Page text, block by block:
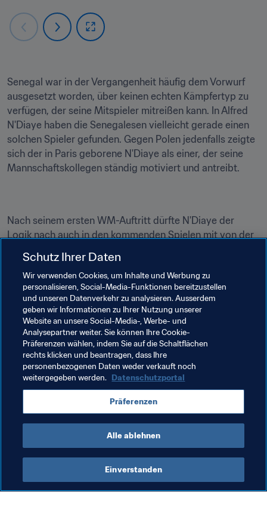
Senegal war in der Vergangenheit häufig dem Vorwurf
ausgesetzt worden, über keinen echten Kämpfertyp zu
verfügen, der seine Mitspieler mitreißen kann. In Alfred
N'Diaye haben die Senegalesen vielleicht gerade einen
solchen Spieler gefunden. Gegen Polen jedenfalls zeigte
sich der in Paris geborene N'Diaye als einer, der seine
Mannschaftskollegen ständig motiviert und antreibt.
Nach seinem ersten WM-Auftritt dürfte N'Diaye der
Logik nach auch in den kommenden Spielen mit von der
Auftritts bei einem großen Turnier benennt N'Diaye seine
weiteren Ambitionen. "Lewandowski verdient unseren
vollen Respekt. Denn er ist wie Falcao, James Rodríguez
oder der Japaner Shinji Kagawa ein großartiger
Fussballer. Doch auch wir haben gute Spieler in unserer
Mannschaft. Und mit jedem Spiel wächst bei uns auch
der Respekt vor dem jeweiligen Gegner. Unser Ziel indes
bleibt, als Sieger vom Platz zu gehen", lautet die Ansage
von N'Diaye, der bereit ist, gegen Japan die Prognosen
ein weiteres Mal über den Haufen zu werfen.
Schutz Ihrer Daten
Wir verwenden Cookies, um Inhalte und Werbung zu
personalisieren, Social-Media-Funktionen bereitzustellen
und unseren Datenverkehr zu analysieren. Ausserdem
geben wir Informationen zu Ihrer Nutzung unserer
Website an unsere Social-Media-, Werbe- und
Analysepartner weiter. Sie können Ihre Cookie-
Präferenzen wählen, indem Sie auf die Schaltflächen
rechts klicken und beantragen, dass Ihre
personenbezogenen Daten weder verkauft noch
weitergegeben werden. Datenschutzportal
Präferenzen
Alle ablehnen
Einverstanden